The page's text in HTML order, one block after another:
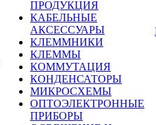
ПРОДУКЦИЯ
КАБЕЛЬНЫЕ
АКСЕССУАРЫ
КЛЕММНИКИ
КЛЕММЫ
КОММУТАЦИЯ
КОНДЕНСАТОРЫ
МИКРОСХЕМЫ
ОПТОЭЛЕКТРОННЫЕ
ПРИБОРЫ